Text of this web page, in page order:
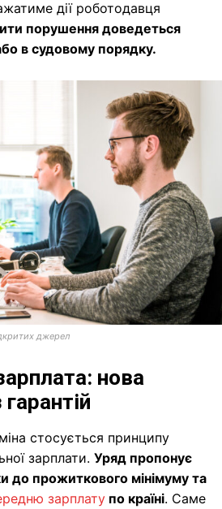
дії роботодавця
порушення доведеться
в судовому порядку.
джерел
нова
стосується принципу
зарплати. Уряд пропонує
до прожиткового мінімуму та
зарплату по країні. Саме